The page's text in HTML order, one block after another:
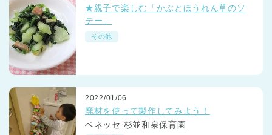
★親子で楽しむ「かぶとほうれん草のソ
テー」
その他
2022/01/06
廃材を使って製作してみよう！
ベネッセ 杉並和泉保育園